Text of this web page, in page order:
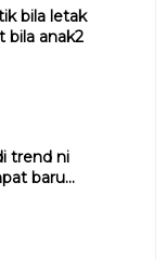
bila letak
bila anak2
trend ni
baru...